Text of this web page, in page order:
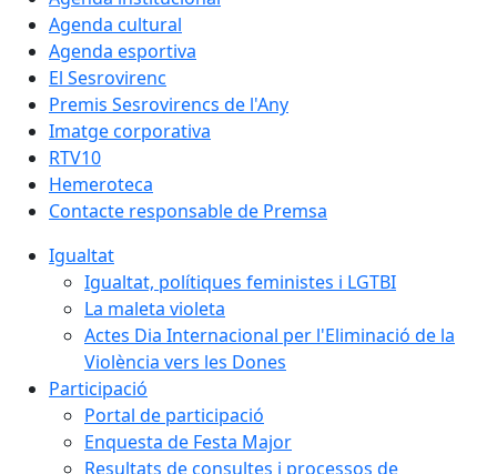
Agenda cultural
Agenda esportiva
El Sesrovirenc
Premis Sesrovirencs de l'Any
Imatge corporativa
RTV10
Hemeroteca
Contacte responsable de Premsa
Igualtat
Igualtat, polítiques feministes i LGTBI
La maleta violeta
Actes Dia Internacional per l'Eliminació de la
Violència vers les Dones
Participació
Portal de participació
Enquesta de Festa Major
Resultats de consultes i processos de